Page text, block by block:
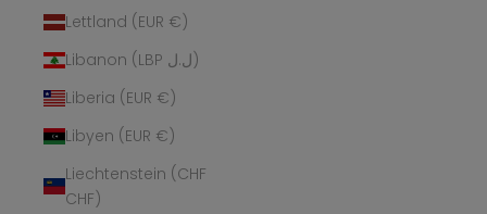
Lettland (EUR €)
Libanon (LBP ل.ل)
Liberia (EUR €)
Libyen (EUR €)
Liechtenstein (CHF
CHF)